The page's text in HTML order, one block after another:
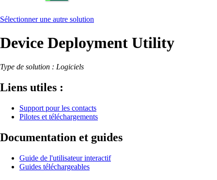
Sélectionner une autre solution
Device Deployment Utility
Type de solution : Logiciels
Liens utiles :
Support pour les contacts
Pilotes et téléchargements
Documentation et guides
Guide de l'utilisateur interactif
Guides téléchargeables